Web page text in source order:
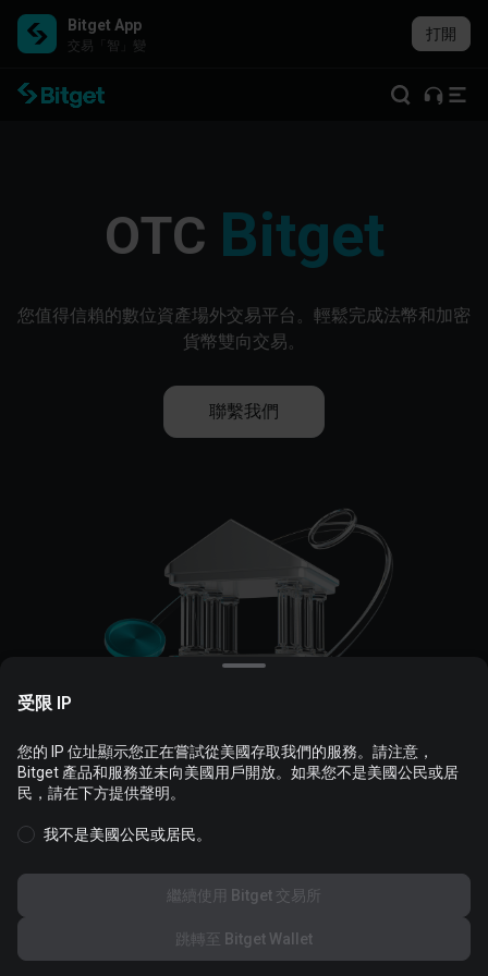
Bitget App
交易「智」變
打開
OTC Bitget
您值得信賴的數位資產場外交易平台。輕鬆完成法幣和加密
貨幣雙向交易。
聯繫我們
我們已停止 OTC（大宗交易）服務。如您有買賣加密貨幣的需求，
© 2026 Bitget 風險
我們使用 Cookie 來為您提供更好的個人化網站體驗，您可以自訂管
理 Cookie 和查看Cookie 政策
接受全部 Cookie
全部拒絕
Cookie 設定
受限 IP
您的 IP 位址顯示您正在嘗試從美國存取我們的服務。請注意，
Bitget 產品和服務並未向美國用戶開放。如果您不是美國公民或居
民，請在下方提供聲明。
我不是美國公民或居民。
繼續使用 Bitget 交易所
跳轉至 Bitget Wallet